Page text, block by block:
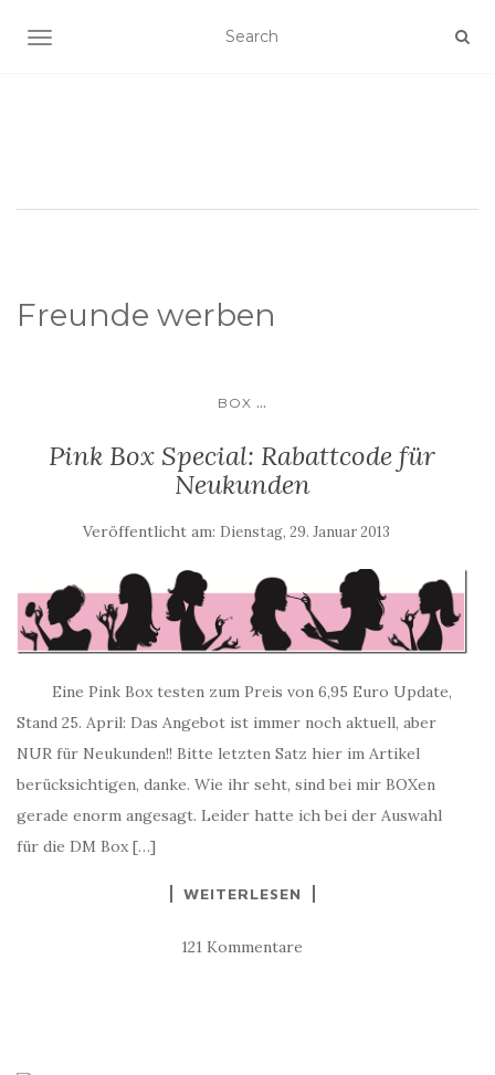
SCHALTE NAVIGATION
Freunde werben
BOX ...
Pink Box Special: Rabattcode für
Neukunden
Veröffentlicht am: Dienstag, 29. Januar 2013
Eine Pink Box testen zum Preis von 6,95 Euro Update,
Stand 25. April: Das Angebot ist immer noch aktuell, aber
NUR für Neukunden!! Bitte letzten Satz hier im Artikel
berücksichtigen, danke. Wie ihr seht, sind bei mir BOXen
gerade enorm angesagt. Leider hatte ich bei der Auswahl
für die DM Box […]
WEITERLESEN
121 Kommentare